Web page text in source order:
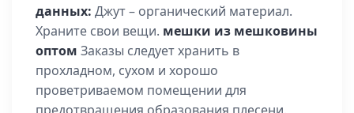
данных: Джут – органический материал.
Храните свои вещи. мешки из мешковины
оптом Заказы следует хранить в
прохладном, сухом и хорошо
проветриваемом помещении для